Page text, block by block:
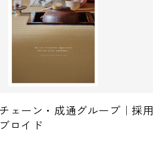
ェーン・成通グループ｜採用
ロイド